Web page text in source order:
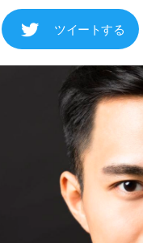
ツイートする